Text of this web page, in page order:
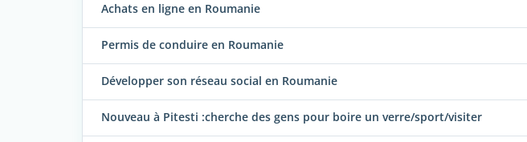
Achats en ligne en Roumanie
Permis de conduire en Roumanie
Développer son réseau social en Roumanie
Nouveau à Pitesti :cherche des gens pour boire un verre/sport/visiter